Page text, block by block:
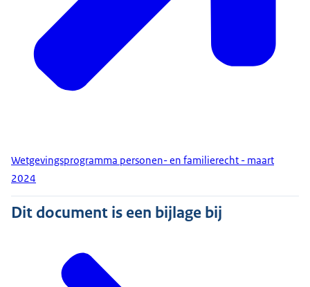
Wetgevingsprogramma personen- en familierecht - maart
2024
Dit document is een bijlage bij